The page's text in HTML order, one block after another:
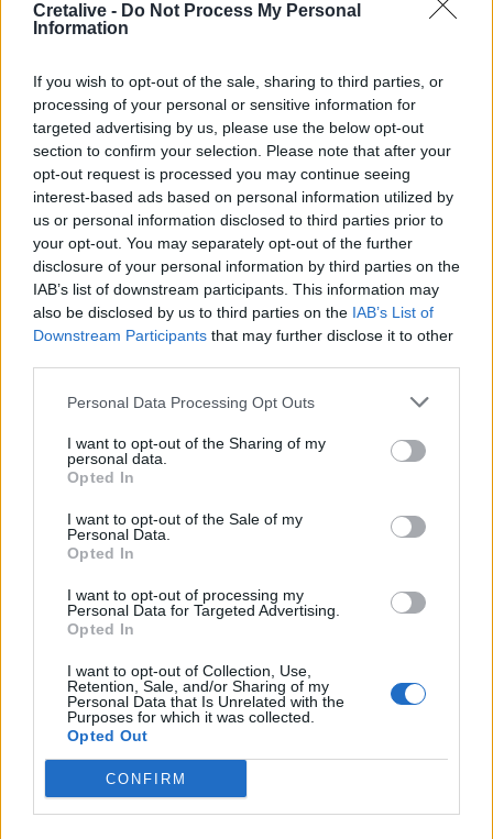
Cretalive - Do Not Process My Personal
Information
If you wish to opt-out of the sale, sharing to third parties, or
processing of your personal or sensitive information for
targeted advertising by us, please use the below opt-out
section to confirm your selection. Please note that after your
opt-out request is processed you may continue seeing
interest-based ads based on personal information utilized by
us or personal information disclosed to third parties prior to
your opt-out. You may separately opt-out of the further
disclosure of your personal information by third parties on the
IAB’s list of downstream participants. This information may
also be disclosed by us to third parties on the IAB’s List of
Downstream Participants that may further disclose it to other
Personal Data Processing Opt Outs
I want to opt-out of the Sharing of my
personal data.
Opted In
I want to opt-out of the Sale of my
Personal Data.
Opted In
I want to opt-out of processing my
Personal Data for Targeted Advertising.
Opted In
I want to opt-out of Collection, Use,
Retention, Sale, and/or Sharing of my
Personal Data that Is Unrelated with the
Purposes for which it was collected.
Opted Out
CONFIRM
15:30
και έσπασε το προηγούμενο (δικό της) ρεκόρ Γκίνες
15:27
Τελευταία βουτιά για 65χρονη στην παραλία του Καβρού
15:17
Φωτιά στο νότιο Ρέθυμνο: Ο Δήμος Αγίου Βασιλείου
ευχαριστεί για το "κύμα αλληλεγγύης"
15:15
«Τα έχω χάσει όλα»: Συντετριμμένος ο πατέρας και
σύζυγος των θυμάτων στο τροχαίο στις Σέρρες
Επίσκεψη του Δημάρχου του Δήμου Σαρωνικού στο
ΕΛ.ΚΕ.Θ.Ε. στην Ανάβυσσο
15:08
ελεύθερη είσοδο στο Μεγάλο Αρσενάλι
Με τη MINOAN LINES, το ταξίδι έχει γεύση — και τιμές
που εκπλήσσουν
Ρωσία: Ο Πούτιν εγκρίνει πώληση 30% στο αεροδρόμιο
της Μόσχας
14:50
ΕΛΜΕΠΑ: Και σε ηλεκτρονική έκδοση τα πρακτικά του